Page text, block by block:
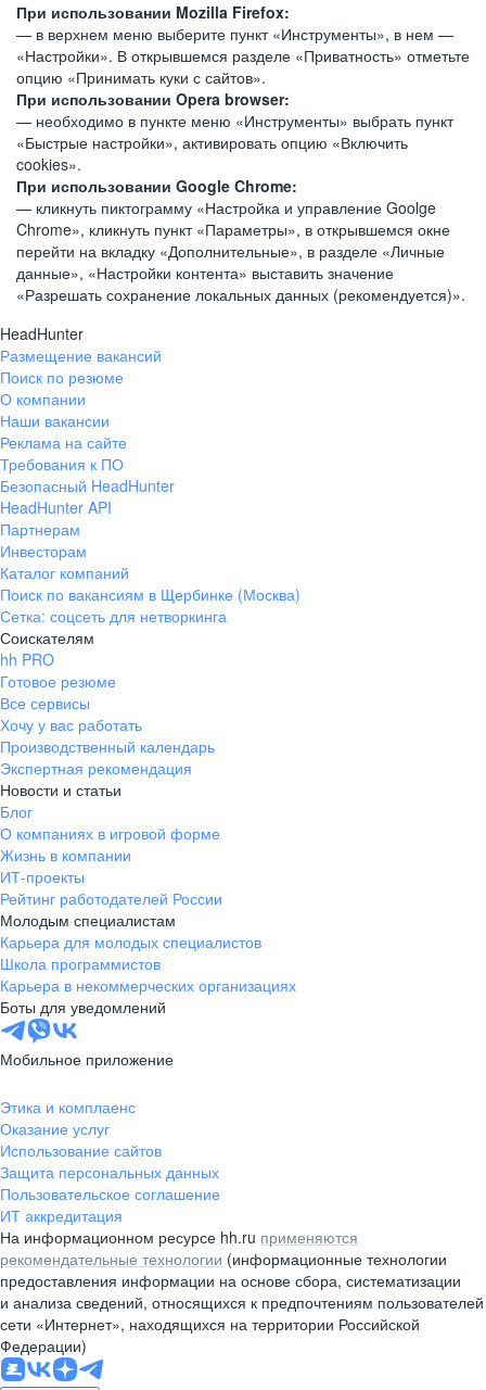
При использовании Mozilla Firefox:
— в верхнем меню выберите пункт «Инструменты», в нем —
«Настройки». В открывшемся разделе «Приватность» отметьте
опцию «Принимать куки с сайтов».
При использовании Opera browser:
— необходимо в пункте меню «Инструменты» выбрать пункт
«Быстрые настройки», активировать опцию «Включить
cookies».
При использовании Google Chrome:
— кликнуть пиктограмму «Настройка и управление Goolge
Chrome», кликнуть пункт «Параметры», в открывшемся окне
перейти на вкладку «Дополнительные», в разделе «Личные
данные», «Настройки контента» выставить значение
«Разрешать сохранение локальных данных (рекомендуется)».
HeadHunter
Размещение вакансий
Поиск по резюме
О компании
Наши вакансии
Реклама на сайте
Требования к ПО
Безопасный HeadHunter
HeadHunter API
Партнерам
Инвесторам
Каталог компаний
Поиск по вакансиям в Щербинке (Москва)
Сетка: соцсеть для нетворкинга
Соискателям
hh PRO
Готовое резюме
Все сервисы
Хочу у вас работать
Производственный календарь
Экспертная рекомендация
Новости и статьи
Блог
О компаниях в игровой форме
Жизнь в компании
ИТ-проекты
Рейтинг работодателей России
Молодым специалистам
Карьера для молодых специалистов
Школа программистов
Карьера в некоммерческих организациях
Боты для уведомлений
Мобильное приложение
Этика и комплаенс
Оказание услуг
Использование сайтов
Защита персональных данных
Пользовательское соглашение
ИТ аккредитация
На информационном ресурсе hh.ru применяются
рекомендательные технологии (информационные технологии
предоставления информации на основе сбора, систематизации
и анализа сведений, относящихся к предпочтениям пользователей
сети «Интернет», находящихся на территории Российской
Федерации)